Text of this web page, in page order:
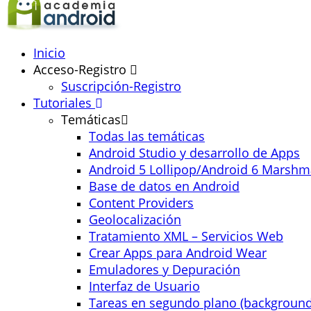
Inicio
Acceso-Registro
Suscripción-Registro
Tutoriales
Temáticas
Todas las temáticas
Android Studio y desarrollo de Apps
Android 5 Lollipop/Android 6
Base de datos en Android
Content Providers
Geolocalización
Tratamiento XML – Servicios Web
Crear Apps para Android Wear
Emuladores y Depuración
Interfaz de Usuario
Tareas en segundo plano